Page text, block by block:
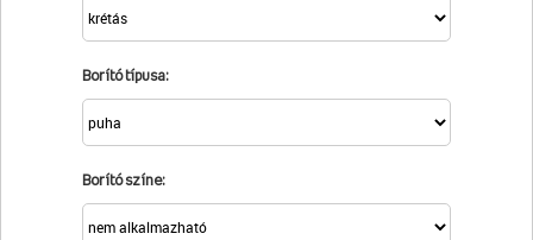
Borító típusa:
Borító színe: